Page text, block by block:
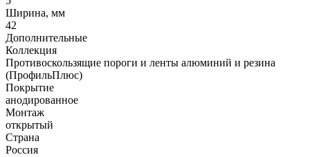
Ширина, мм
42
Дополнительные
Коллекция
Противоскользящие пороги и ленты алюминий и резина
(ПрофильПлюс)
Покрытие
анодированное
Монтаж
открытый
Страна
Россия